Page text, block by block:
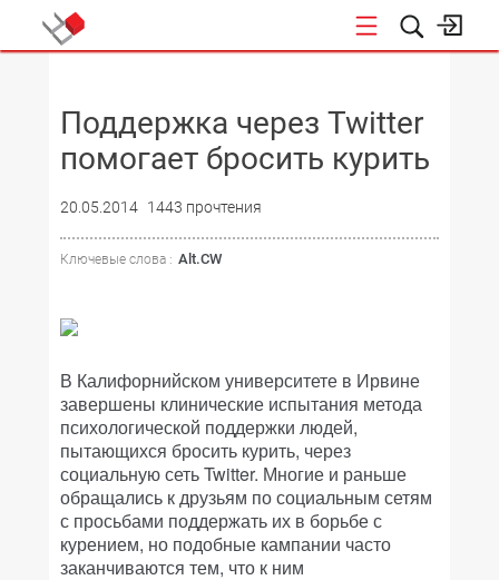
Поддержка через Twitter
помогает бросить курить
20.05.2014 1443 прочтения
Ключевые слова : Alt.CW
В Калифорнийском университете в Ирвине
завершены клинические испытания метода
психологической поддержки людей,
пытающихся бросить курить, через
социальную сеть Twitter. Многие и раньше
обращались к друзьям по социальным сетям
с просьбами поддержать их в борьбе с
курением, но подобные кампании часто
заканчиваются тем, что к ним